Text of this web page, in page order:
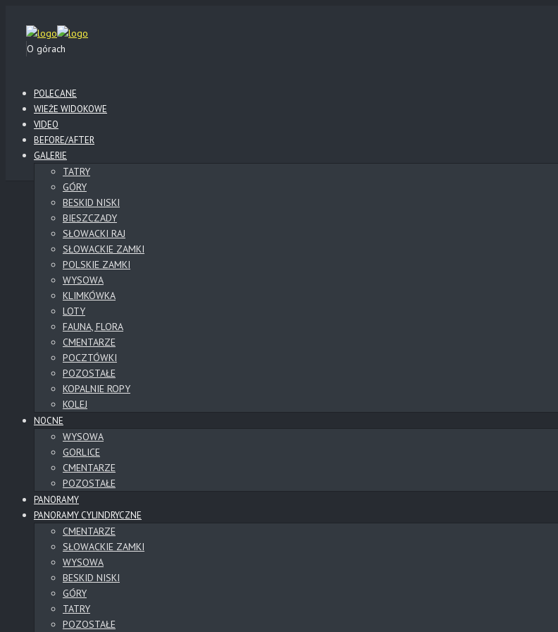
O górach
POLECANE
WIEŻE WIDOKOWE
VIDEO
BEFORE/AFTER
GALERIE
TATRY
GÓRY
BESKID NISKI
BIESZCZADY
SŁOWACKI RAJ
SŁOWACKIE ZAMKI
POLSKIE ZAMKI
WYSOWA
KLIMKÓWKA
LOTY
FAUNA, FLORA
CMENTARZE
POCZTÓWKI
POZOSTAŁE
KOPALNIE ROPY
KOLEJ
NOCNE
WYSOWA
GORLICE
CMENTARZE
POZOSTAŁE
PANORAMY
PANORAMY CYLINDRYCZNE
CMENTARZE
SŁOWACKIE ZAMKI
WYSOWA
BESKID NISKI
GÓRY
TATRY
POZOSTAŁE